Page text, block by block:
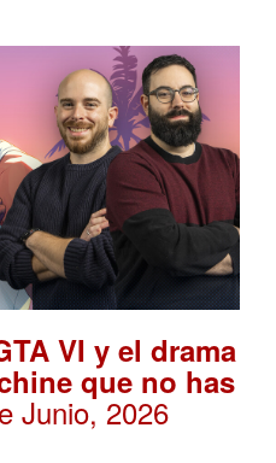
VI y el drama
que no has
Junio, 2026